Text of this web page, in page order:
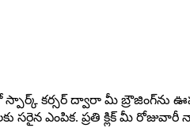
కర్సర్ ద్వారా మీ
ఎంపిక. ప్రతి క్లిక్ మీ రోజువారీ